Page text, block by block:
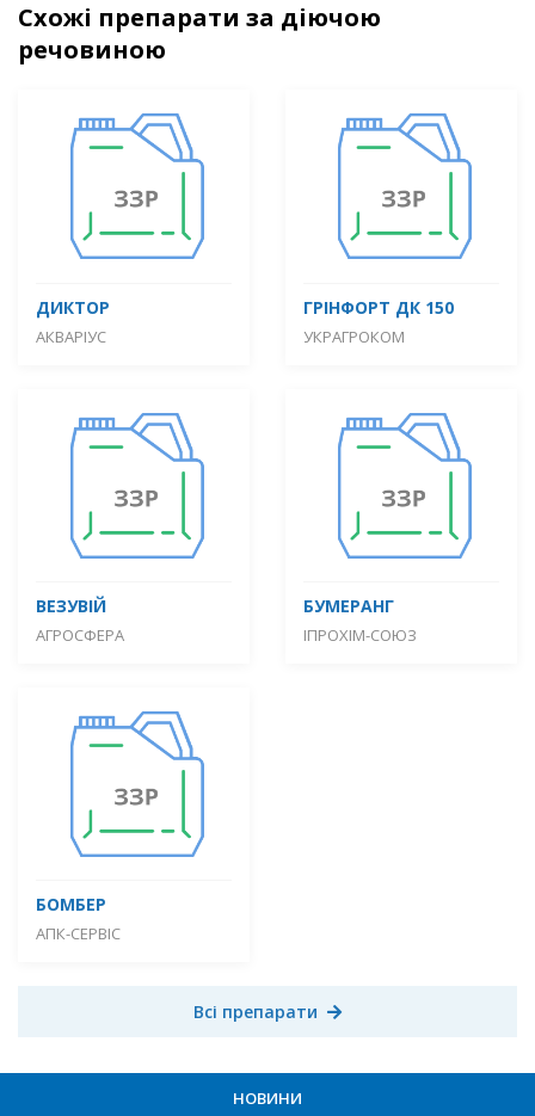
Схожі препарати за діючою
речовиною
ДИКТОР
АКВАРІУС
ГРІНФОРТ ДК 150
УКРАГРОКОМ
ВЕЗУВІЙ
АГРОСФЕРА
БУМЕРАНГ
ІПРОХІМ-СОЮЗ
БОМБЕР
АПК-СЕРВІС
Всі препарати
НОВИНИ